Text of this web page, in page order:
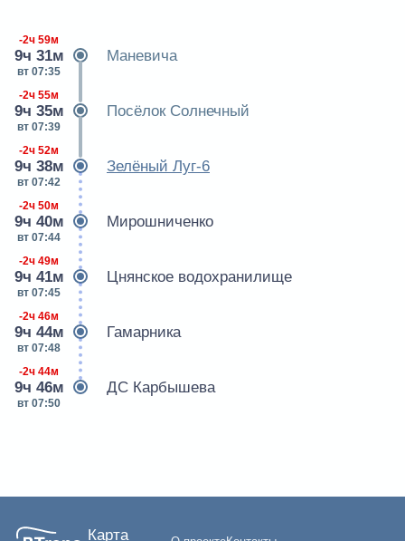
-2ч 59м
9ч 31м
вт 07:35
Маневича
-2ч 55м
9ч 35м
вт 07:39
Посёлок Солнечный
-2ч 52м
9ч 38м
вт 07:42
Зелёный Луг-6
-2ч 50м
9ч 40м
вт 07:44
Мирошниченко
-2ч 49м
9ч 41м
вт 07:45
Цнянское водохранилище
-2ч 46м
9ч 44м
вт 07:48
Гамарника
-2ч 44м
9ч 46м
вт 07:50
ДС Карбышева
Карта